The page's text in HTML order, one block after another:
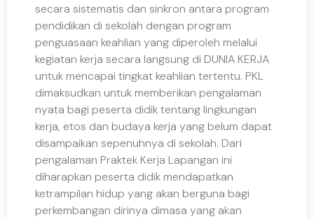
secara sistematis dan sinkron antara program
pendidikan di sekolah dengan program
penguasaan keahlian yang diperoleh melalui
kegiatan kerja secara langsung di DUNIA KERJA
untuk mencapai tingkat keahlian tertentu. PKL
dimaksudkan untuk memberikan pengalaman
nyata bagi peserta didik tentang lingkungan
kerja, etos dan budaya kerja yang belum dapat
disampaikan sepenuhnya di sekolah. Dari
pengalaman Praktek Kerja Lapangan ini
diharapkan peserta didik mendapatkan
ketrampilan hidup yang akan berguna bagi
perkembangan dirinya dimasa yang akan